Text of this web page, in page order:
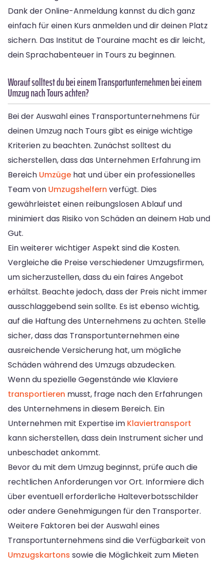
Dank der Online-Anmeldung kannst du dich ganz
einfach für einen Kurs anmelden und dir deinen Platz
sichern. Das Institut de Touraine macht es dir leicht,
dein Sprachabenteuer in Tours zu beginnen.
Worauf solltest du bei einem Transportunternehmen bei einem
Umzug nach Tours achten?
Bei der Auswahl eines Transportunternehmens für
deinen Umzug nach Tours gibt es einige wichtige
Kriterien zu beachten. Zunächst solltest du
sicherstellen, dass das Unternehmen Erfahrung im
Bereich Umzüge hat und über ein professionelles
Team von Umzugshelfern verfügt. Dies
gewährleistet einen reibungslosen Ablauf und
minimiert das Risiko von Schäden an deinem Hab und
Gut.
Ein weiterer wichtiger Aspekt sind die Kosten.
Vergleiche die Preise verschiedener Umzugsfirmen,
um sicherzustellen, dass du ein faires Angebot
erhältst. Beachte jedoch, dass der Preis nicht immer
ausschlaggebend sein sollte. Es ist ebenso wichtig,
auf die Haftung des Unternehmens zu achten. Stelle
sicher, dass das Transportunternehmen eine
ausreichende Versicherung hat, um mögliche
Schäden während des Umzugs abzudecken.
Wenn du spezielle Gegenstände wie Klaviere
transportieren musst, frage nach den Erfahrungen
des Unternehmens in diesem Bereich. Ein
Unternehmen mit Expertise im Klaviertransport
kann sicherstellen, dass dein Instrument sicher und
unbeschadet ankommt.
Bevor du mit dem Umzug beginnst, prüfe auch die
rechtlichen Anforderungen vor Ort. Informiere dich
über eventuell erforderliche Halteverbotsschilder
oder andere Genehmigungen für den Transporter.
Weitere Faktoren bei der Auswahl eines
Transportunternehmens sind die Verfügbarkeit von
Umzugskartons sowie die Möglichkeit zum Mieten